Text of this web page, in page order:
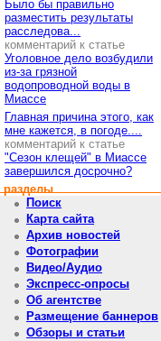
Было бы правильно
разместить результаты
расследова...
комментарий к статье
Уголовное дело возбудили
из-за грязной
водопроводной воды в
Миассе
Главная причина этого, как
мне кажется, в погоде....
комментарий к статье
"Сезон клещей" в Миассе
завершился досрочно?
разделы
Поиск
Карта сайта
Архив новостей
Фотографии
Видео/Аудио
Экспресс-опросы
Об агентстве
Размещение баннеров
Обзоры и статьи